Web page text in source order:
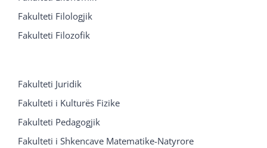
Fakulteti Filologjik
Fakulteti Filozofik
Fakulteti Juridik
Fakulteti i Kulturës Fizike
Fakulteti Pedagogjik
Fakulteti i Shkencave Matematike-Natyrore